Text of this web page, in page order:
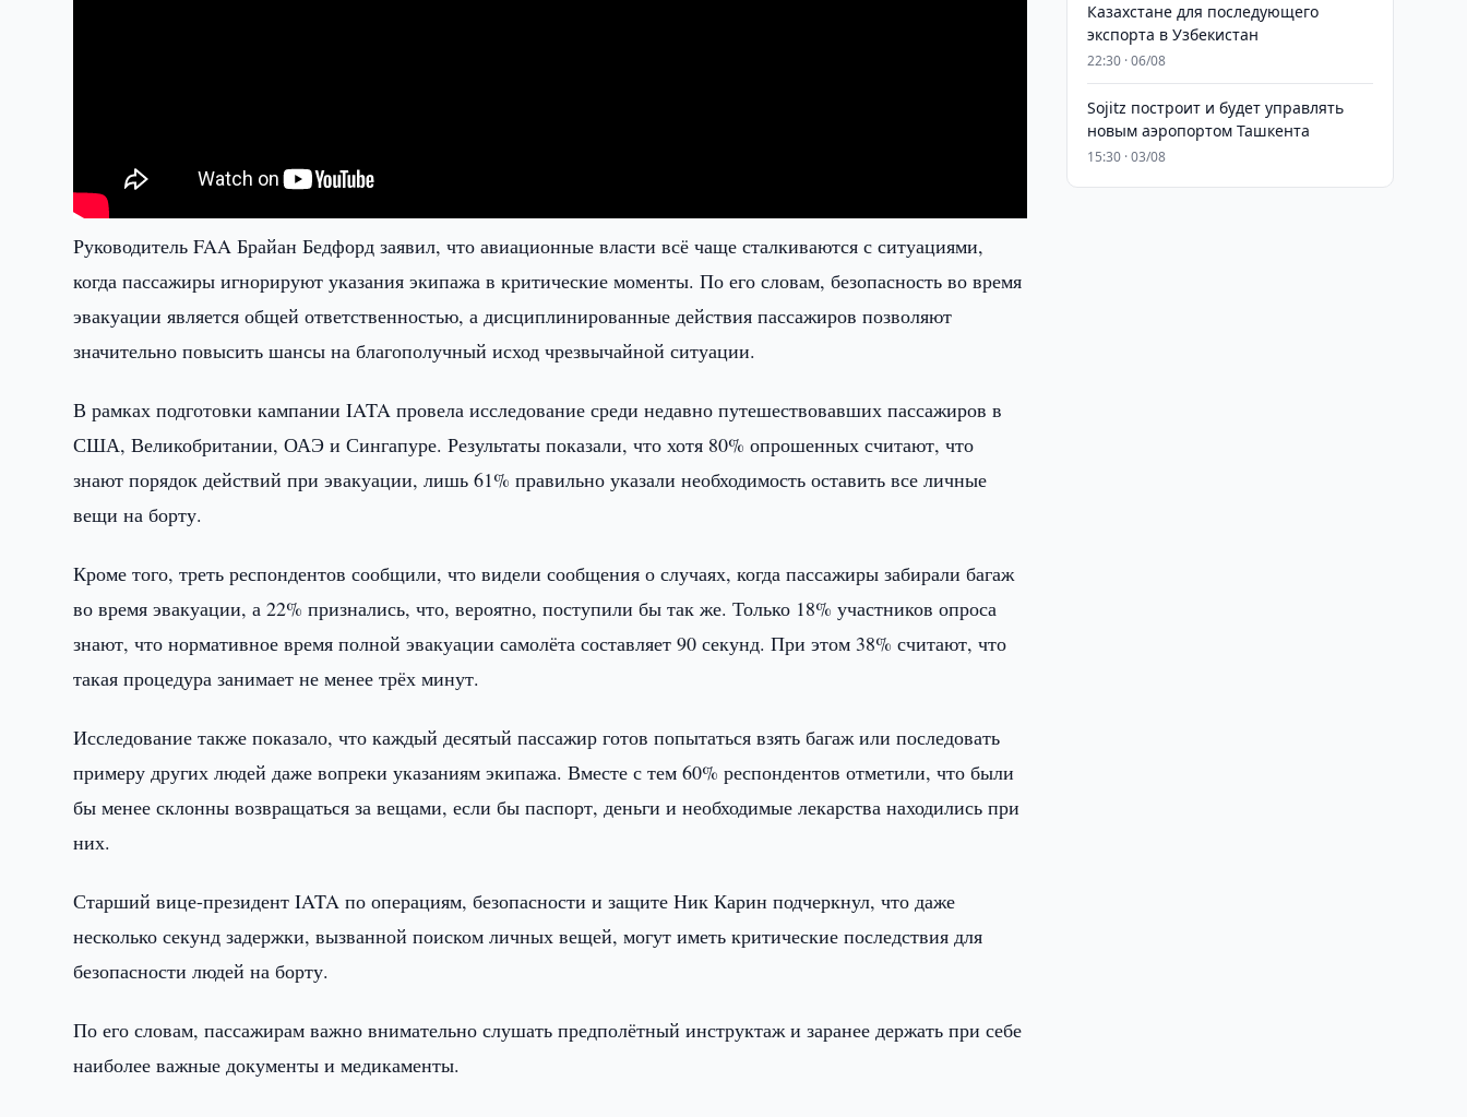
Руководитель FAA Брайан Бедфорд заявил, что авиационные власти всё чаще сталкиваются с ситуациями,
когда пассажиры игнорируют указания экипажа в критические моменты. По его словам, безопасность во время
эвакуации является общей ответственностью, а дисциплинированные действия пассажиров позволяют
значительно повысить шансы на благополучный исход чрезвычайной ситуации.
В рамках подготовки кампании IATA провела исследование среди недавно путешествовавших пассажиров в
США, Великобритании, ОАЭ и Сингапуре. Результаты показали, что хотя 80% опрошенных считают, что
знают порядок действий при эвакуации, лишь 61% правильно указали необходимость оставить все личные
вещи на борту.
Кроме того, треть респондентов сообщили, что видели сообщения о случаях, когда пассажиры забирали багаж
во время эвакуации, а 22% признались, что, вероятно, поступили бы так же. Только 18% участников опроса
знают, что нормативное время полной эвакуации самолёта составляет 90 секунд. При этом 38% считают, что
такая процедура занимает не менее трёх минут.
Исследование также показало, что каждый десятый пассажир готов попытаться взять багаж или последовать
примеру других людей даже вопреки указаниям экипажа. Вместе с тем 60% респондентов отметили, что были
бы менее склонны возвращаться за вещами, если бы паспорт, деньги и необходимые лекарства находились при
них.
Старший вице-президент IATA по операциям, безопасности и защите Ник Карин подчеркнул, что даже
несколько секунд задержки, вызванной поиском личных вещей, могут иметь критические последствия для
безопасности людей на борту.
По его словам, пассажирам важно внимательно слушать предполётный инструктаж и заранее держать при себе
наиболее важные документы и медикаменты.
Казахстане для последующего
экспорта в Узбекистан
22:30 · 06/08
Sojitz построит и будет управлять
новым аэропортом Ташкента
15:30 · 03/08